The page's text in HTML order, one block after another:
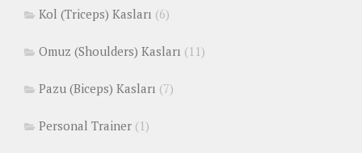
Kol (Triceps) Kasları (6)
Omuz (Shoulders) Kasları (11)
Pazu (Biceps) Kasları (7)
Personal Trainer (1)